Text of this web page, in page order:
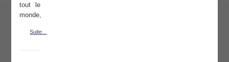
tout le
monde,
Suite...